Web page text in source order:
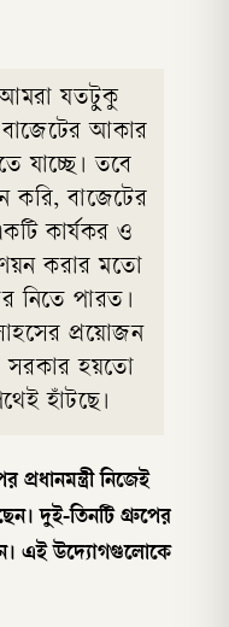
আমরা যতটুকু
বাজেটের আকার
যাচ্ছে। তবে
করি, বাজেটের
কার্যকর ও
করার মতো
নিতে পারত।
প্রয়োজন
সরকার হয়তো
হাঁটছে।
প্রধানমন্ত্রী নিজেই
দুই-তিনটি গ্রুপের
এই উদ্যোগগুলোকে